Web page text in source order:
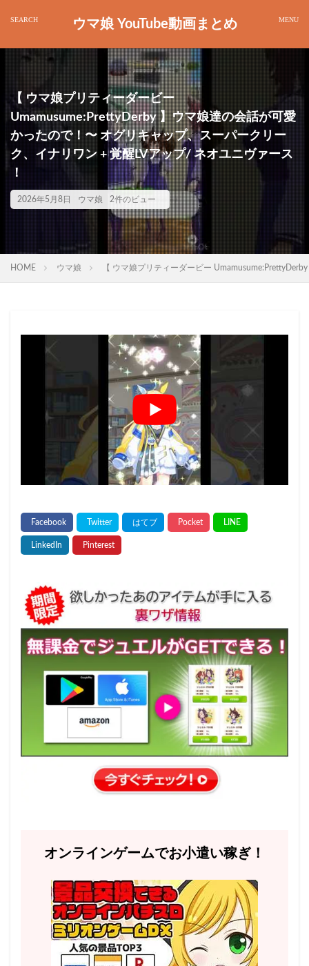
ウマ娘 YouTube動画まとめ
【 ウマ娘プリティーダービー
Umamusume:PrettyDerby 】ウマ娘達の会話が可愛
かったので！〜 オグリキャップ、スーパークリー
ク、イナリワン + 覚醒LVアップ/ ネオユニヴァース
！
2026年5月8日 ウマ娘 2件のビュー
HOME ウマ娘 【 ウマ娘プリティーダービー
オンラインゲームでお小遣い稼ぎ！